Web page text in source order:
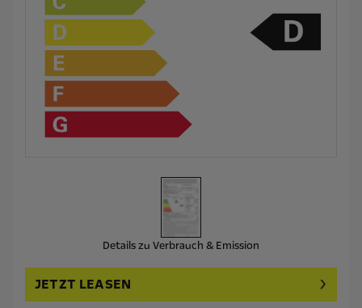
Details zu Verbrauch & Emission
JETZT LEASEN